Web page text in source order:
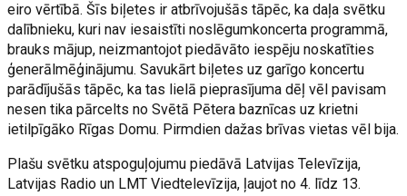
eiro vērtībā. Šīs biļetes ir atbrīvojušās tāpēc, ka daļa svētku
dalībnieku, kuri nav iesaistīti noslēgumkoncerta programmā,
brauks mājup, neizmantojot piedāvāto iespēju noskatīties
ģenerālmēģinājumu. Savukārt biļetes uz garīgo koncertu
parādījušās tāpēc, ka tas lielā pieprasījuma dēļ vēl pavisam
nesen tika pārcelts no Svētā Pētera baznīcas uz krietni
ietilpīgāko Rīgas Domu. Pirmdien dažas brīvas vietas vēl bija.
Plašu svētku atspoguļojumu piedāvā Latvijas Televīzija,
Latvijas Radio un LMT Viedtelevīzija, ļaujot no 4. līdz 13.